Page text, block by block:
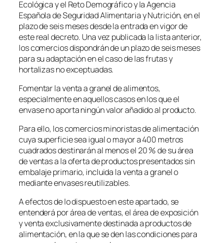
Ecológica y el Reto Demográfico y la Agencia
Española de Seguridad Alimentaria y Nutrición, en el
plazo de seis meses desde la entrada en vigor de
este real decreto. Una vez publicada la lista anterior,
los comercios dispondrán de un plazo de seis meses
para su adaptación en el caso de las frutas y
hortalizas no exceptuadas.
Fomentar la venta a granel de alimentos,
especialmente en aquellos casos en los que el
envase no aporta ningún valor añadido al producto.
Para ello, los comercios minoristas de alimentación
cuya superficie sea igual o mayor a 400 metros
cuadrados destinarán al menos el 20 % de su área
de ventas a la oferta de productos presentados sin
embalaje primario, incluida la venta a granel o
mediante envases reutilizables.
A efectos de lo dispuesto en este apartado, se
entenderá por área de ventas, el área de exposición
y venta exclusivamente destinada a productos de
alimentación, en la que se den las condiciones para